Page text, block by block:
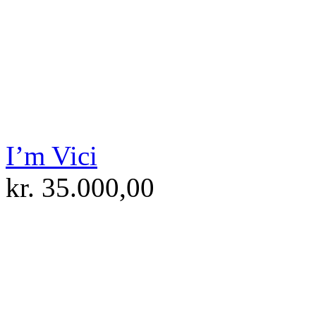
I’m Vici
kr. 35.000,00